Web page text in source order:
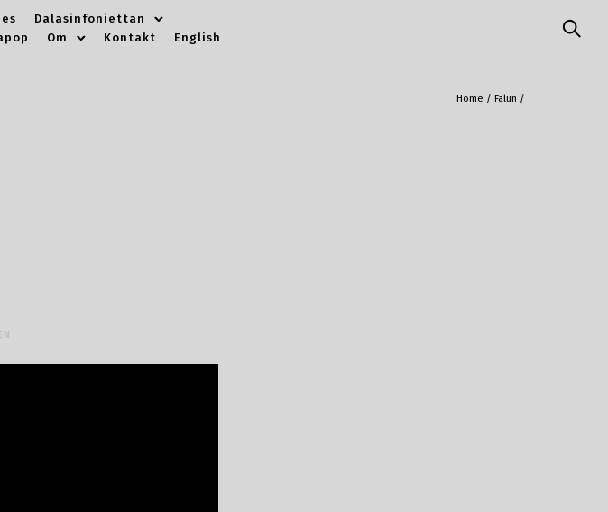
Dalasinfoniettan
Om Kontakt English
Home / Falun /